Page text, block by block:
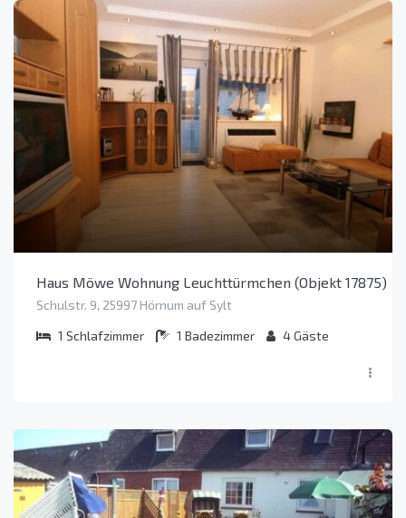
Haus Möwe Wohnung Leuchttürmchen (Objekt 17875)
Schulstr. 9, 25997 Hörnum auf Sylt
1 Schlafzimmer 1 Badezimmer 4Gäste